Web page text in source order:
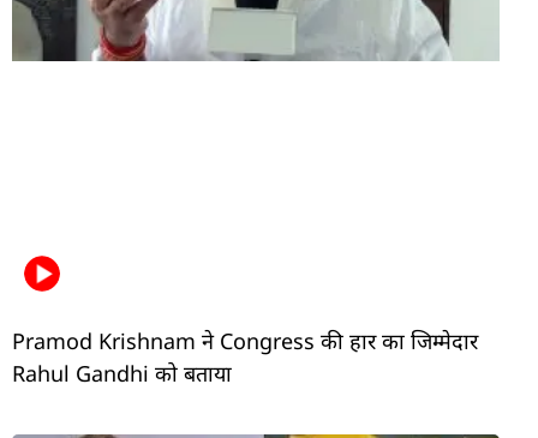
Pramod Krishnam ने Congress की हार का जिम्मेदार
Rahul Gandhi को बताया